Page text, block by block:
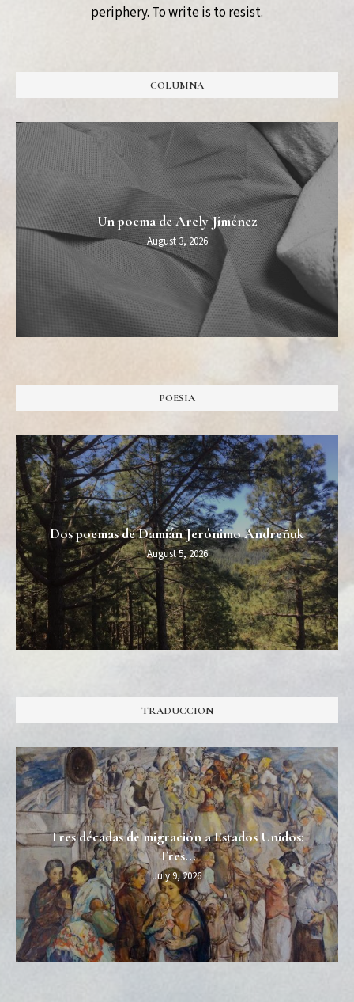
periphery. To write is to resist.
COLUMNA
Un poema de Arely Jiménez
August 3, 2026
POESIA
Dos poemas de Damián Jerónimo Andreñuk
August 5, 2026
TRADUCCION
Tres décadas de migración a Estados Unidos:
Tres...
July 9, 2026